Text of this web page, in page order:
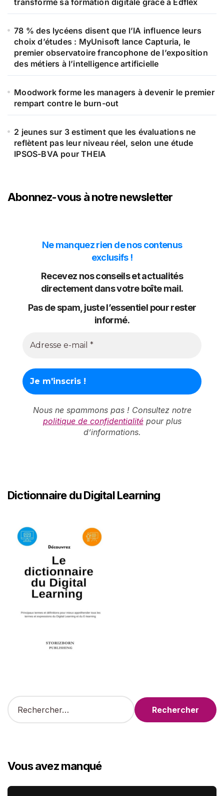
78 % des lycéens disent que l’IA influence leurs
choix d’études : MyUnisoft lance Capturia, le
premier observatoire francophone de l’exposition
des métiers à l’intelligence artificielle
Moodwork forme les managers à devenir le premier
rempart contre le burn-out
2 jeunes sur 3 estiment que les évaluations ne
reflètent pas leur niveau réel, selon une étude
IPSOS-BVA pour THEIA
Abonnez-vous à notre newsletter
Ne manquez rien de nos contenus
exclusifs !
Recevez nos conseils et actualités
directement dans votre boîte mail.
Pas de spam, juste l’essentiel pour rester
informé.
Nous ne spammons pas ! Consultez notre
politique de confidentialitépour plus
d’informations.
Dictionnaire du Digital Learning
R
e
c
e
Vous avez manqué